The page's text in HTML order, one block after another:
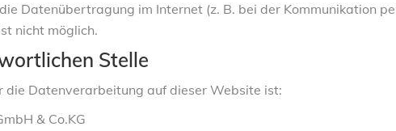
Datenübertragung im Internet (z. B. bei der Kommunikation
nicht möglich.
Stelle
Datenverarbeitung auf dieser Website ist:
& Co.KG